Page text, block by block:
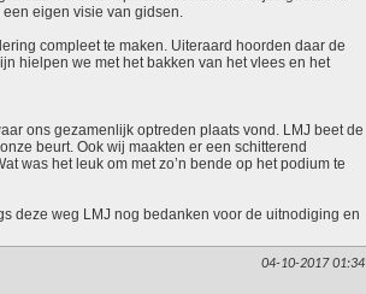
eigen visie van gidsen.
compleet te maken. Uiteraard hoorden daar de
hielpen we met het bakken van het vlees en het
ons gezamenlijk optreden plaats vond. LMJ beet de
beurt. Ook wij maakten er een schitterend
was het leuk om met zo’n bende op het podium te
deze weg LMJ nog bedanken voor de uitnodiging en
04-10-2017 01:34